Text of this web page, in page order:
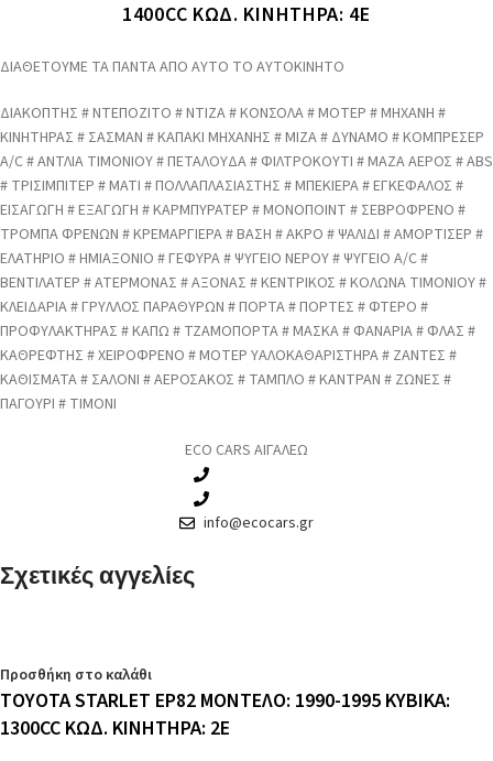
1400CC ΚΩΔ. ΚΙΝΗΤΗΡΑ: 4E
ΔΙΑΘΕΤΟΥΜΕ ΤΑ ΠΑΝΤΑ ΑΠΟ ΑΥΤΟ ΤΟ ΑΥΤΟΚΙΝΗΤΟ
ΔΙΑΚΟΠΤΗΣ # ΝΤΕΠΟΖΙΤΟ # ΝΤΙΖΑ # ΚΟΝΣΟΛΑ # ΜΟΤΕΡ # ΜΗΧΑΝΗ #
ΚΙΝΗΤΗΡΑΣ # ΣΑΣΜΑΝ # ΚΑΠΑΚΙ ΜΗΧΑΝΗΣ # ΜΙΖΑ # ΔΥΝΑΜΟ # ΚΟΜΠΡΕΣΕΡ
A/C # ΑΝΤΛΙΑ ΤΙΜΟΝΙΟΥ # ΠΕΤΑΛΟΥΔΑ # ΦΙΛΤΡΟΚΟΥΤΙ # ΜΑΖΑ ΑΕΡΟΣ # ABS
# ΤΡΙΣΙΜΠΙΤΕΡ # ΜΑΤΙ # ΠΟΛΛΑΠΛΑΣΙΑΣΤΗΣ # ΜΠΕΚΙΕΡΑ # ΕΓΚΕΦΑΛΟΣ #
ΕΙΣΑΓΩΓΗ # ΕΞΑΓΩΓΗ # ΚΑΡΜΠΥΡΑΤΕΡ # ΜΟΝΟΠΟΙΝΤ # ΣΕΒΡΟΦΡΕΝΟ #
ΤΡΟΜΠΑ ΦΡΕΝΩΝ # ΚΡΕΜΑΡΓΙΕΡΑ # ΒΑΣΗ # ΑΚΡΟ # ΨΑΛΙΔΙ # ΑΜΟΡΤΙΣΕΡ #
ΕΛΑΤΗΡΙΟ # ΗΜΙΑΞΟΝΙΟ # ΓΕΦΥΡΑ # ΨΥΓΕΙΟ ΝΕΡΟΥ # ΨΥΓΕΙΟ A/C #
ΒΕΝΤΙΛΑΤΕΡ # ΑΤΕΡΜΟΝΑΣ # ΑΞΟΝΑΣ # ΚΕΝΤΡΙΚΟΣ # ΚΟΛΩΝΑ ΤΙΜΟΝΙΟΥ #
ΚΛΕΙΔΑΡΙΑ # ΓΡΥΛΛΟΣ ΠΑΡΑΘΥΡΩΝ # ΠΟΡΤΑ # ΠΟΡΤΕΣ # ΦΤΕΡΟ #
ΠΡΟΦΥΛΑΚΤΗΡΑΣ # ΚΑΠΩ # ΤΖΑΜΟΠΟΡΤΑ # ΜΑΣΚΑ # ΦΑΝΑΡΙΑ # ΦΛΑΣ #
ΚΑΘΡΕΦΤΗΣ # ΧΕΙΡΟΦΡΕΝΟ # ΜΟΤΕΡ ΥΑΛΟΚΑΘΑΡΙΣΤΗΡΑ # ΖΑΝΤΕΣ #
ΚΑΘΙΣΜΑΤΑ # ΣΑΛΟΝΙ # ΑΕΡΟΣΑΚΟΣ # ΤΑΜΠΛΟ # ΚΑΝΤΡΑΝ # ΖΩΝΕΣ #
ΠΑΓΟΥΡΙ # ΤΙΜΟΝΙ
ECO CARS ΑΙΓΑΛΕΩ
info@ecocars.gr
Σχετικές αγγελίες
Προσθήκη στο καλάθι
TOYOTA STARLET EP82 ΜΟΝΤΕΛΟ: 1990-1995 ΚΥΒΙΚΑ:
1300CC ΚΩΔ. ΚΙΝΗΤΗΡΑ: 2E